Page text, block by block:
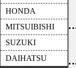
HONDA
MITSUIBISHI
SUZUKI
DAIHATSU